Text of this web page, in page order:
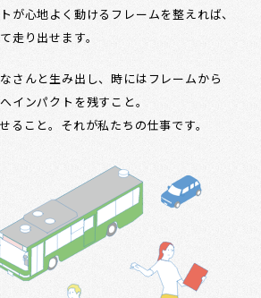
が心地よく動けるフレームを整えれば、
走り出せます。
さんと生み出し、時にはフレームから
インパクトを残すこと。
ること。それが私たちの仕事です。